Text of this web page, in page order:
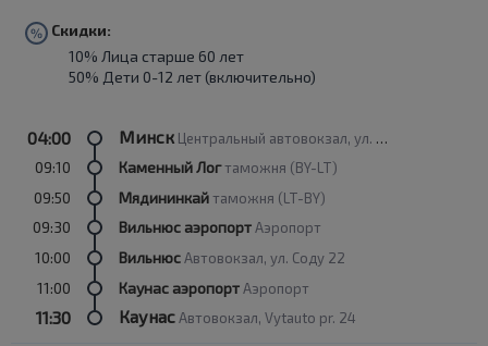
Скидки:
10% Лица старше 60 лет
50% Дети 0-12 лет (включительно)
04:00 Минск Центральный автовокзал, ул. Бобруйская 6
09:10 Каменный Логтаможня (BY-LT)
09:50 Мядининкайтаможня (LT-BY)
09:30 Вильнюс аэропортАэропорт
10:00 ВильнюсАвтовокзал, ул. Соду 22
11:00 Каунас аэропортАэропорт
11:30 КаунасАвтовокзал, Vytauto pr. 24